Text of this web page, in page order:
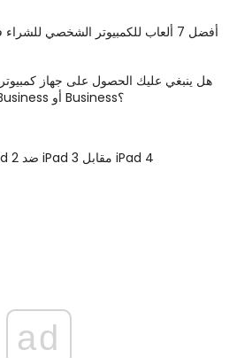
أفضل 7 ألعاب للكمبيوتر الشخصي للشراء في 2018
هل ينبغي عليك الحصول على جهاز
من فئة Business أو Business؟
جهاز iPad 2 ضد iPad 3 مقابل iPad 4
ad